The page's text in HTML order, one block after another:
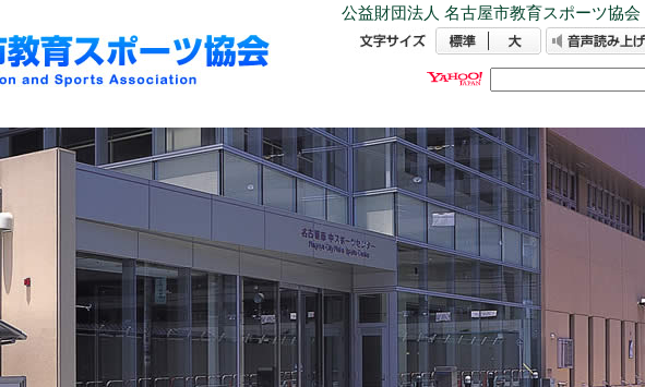
公益財団法人 名古屋市教育スポーツ協会